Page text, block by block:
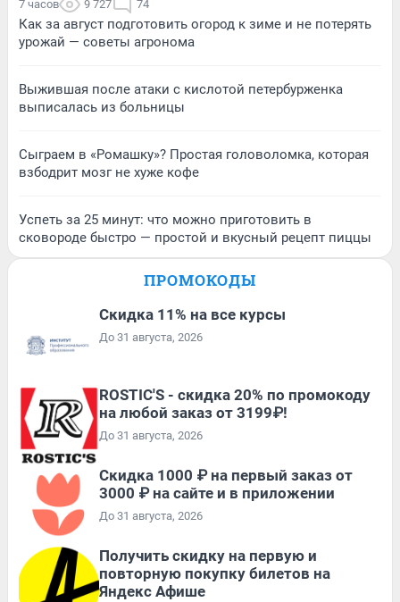
7 часов 9 727 74
Как за август подготовить огород к зиме и не потерять
урожай — советы агронома
Выжившая после атаки с кислотой петербурженка
выписалась из больницы
Сыграем в «Ромашку»? Простая головоломка, которая
взбодрит мозг не хуже кофе
Успеть за 25 минут: что можно приготовить в
сковороде быстро — простой и вкусный рецепт пиццы
ПРОМОКОДЫ
Скидка 11% на все курсы
До 31 августа, 2026
ROSTIC'S - скидка 20% по промокоду
на любой заказ от 3199₽!
До 31 августа, 2026
Скидка 1000 ₽ на первый заказ от
3000 ₽ на сайте и в приложении
До 31 августа, 2026
Получить скидку на первую и
повторную покупку билетов на
Яндекс Афише